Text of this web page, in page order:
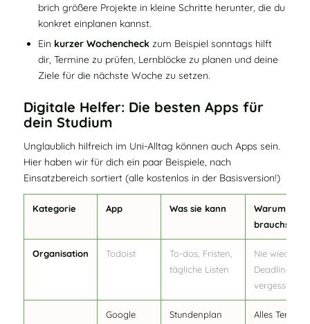
brich größere Projekte in kleine Schritte herunter, die du
konkret einplanen kannst.
Ein kurzer Wochencheckzum Beispiel sonntags hilft
dir, Termine zu prüfen, Lernblöcke zu planen und deine
Ziele für die nächste Woche zu setzen.
Digitale Helfer: Die besten Apps für
dein Studium
Unglaublich hilfreich im Uni-Alltag können auch Apps sein.
Hier haben wir für dich ein paar Beispiele, nach
Einsatzbereich sortiert (alle kostenlos in der Basisversion!)
Kategorie App Was sie kann
Warum du
brauchst
Organisation Todoist
To-dos, Fristen,
tägliche Listen
Nie wieder
Deadlines
vergessen
Google
Stundenplan
Alles Termine